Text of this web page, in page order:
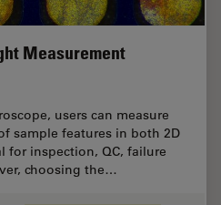
Measurement
users can measure
sample features in both 2D
for inspection, QC, failure
choosing the…